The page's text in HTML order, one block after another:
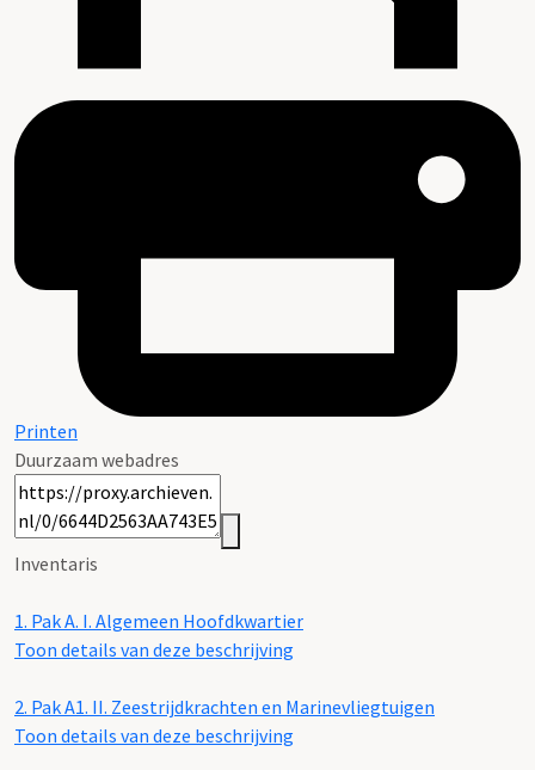
Printen
Duurzaam webadres
Inventaris
1. Pak A. I. Algemeen Hoofdkwartier
Toon details van deze beschrijving
2. Pak A1. II. Zeestrijdkrachten en Marinevliegtuigen
Toon details van deze beschrijving